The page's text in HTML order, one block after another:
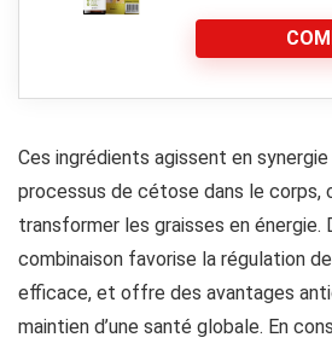
Ces ingrédients agissent en
processus de cétose dans le corps,
transformer les graisses en énergie.
combinaison favorise la régulation
efficace, et offre des avantages
maintien d’une santé globale. En